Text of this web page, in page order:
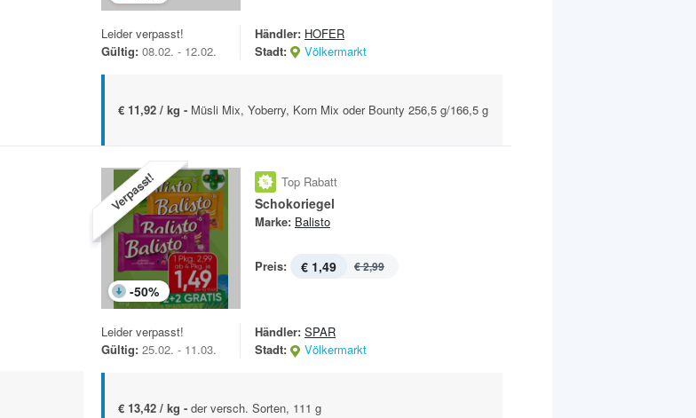
Leider verpasst!
Gültig: 08.02. - 12.02.
Händler: HOFER
Stadt:
Völkermarkt
€ 11,92 / kg - Müsli Mix, Yoberry, Korn Mix oder Bounty 256,5 g/166,5 g
Verpasst!
-50%
Top Rabatt
Schokoriegel
Marke: Balisto
Preis: € 1,49 € 2,99
Leider verpasst!
Gültig: 25.02. - 11.03.
Händler: SPAR
Stadt:
Völkermarkt
€ 13,42 / kg - der versch. Sorten, 111 g